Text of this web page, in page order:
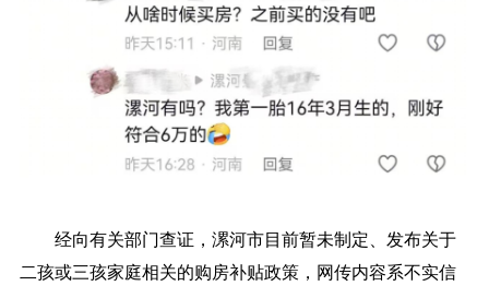
经向有关部门查证，漯河市目前暂未制定、发布关于
二孩或三孩家庭相关的购房补贴政策，网传内容系不实信